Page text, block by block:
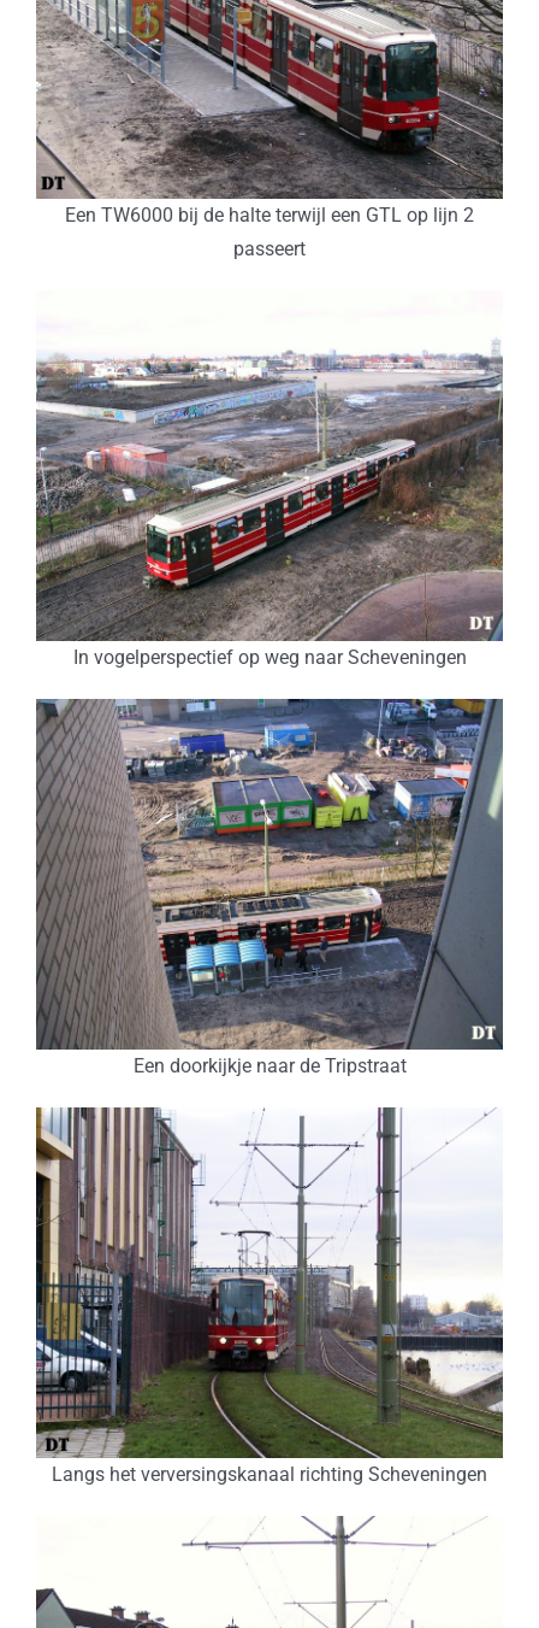
Een TW6000 bij de halte terwijl een GTL op lijn 2
passeert
In vogelperspectief op weg naar Scheveningen
Een doorkijkje naar de Tripstraat
Langs het verversingskanaal richting Scheveningen